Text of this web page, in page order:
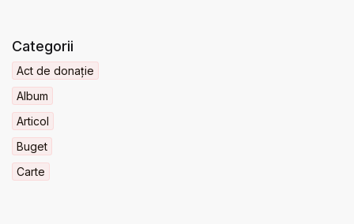
Categorii
Act de donație
Album
Articol
Buget
Carte